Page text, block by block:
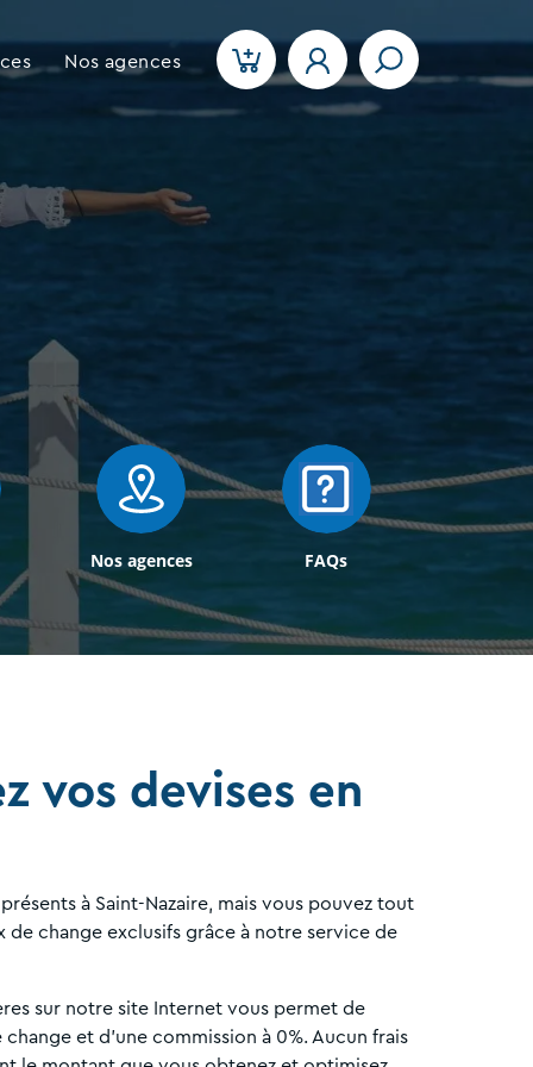
Nos agences
Nos agences FAQs
vos devises en
à Saint-Nazaire, mais vous pouvez tout
change exclusifs grâce à notre service de
sur notre site Internet vous permet de
et d'une commission à 0%. Aucun frais